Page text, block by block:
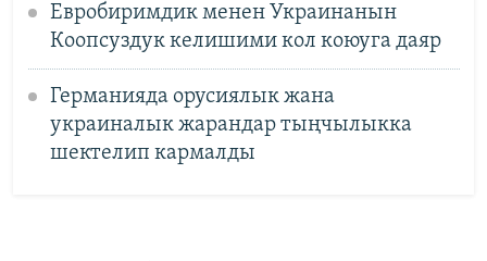
Евробиримдик менен Украинанын
Коопсуздук келишими кол коюуга даяр
Германияда орусиялык жана
украиналык жарандар тыңчылыкка
шектелип кармалды